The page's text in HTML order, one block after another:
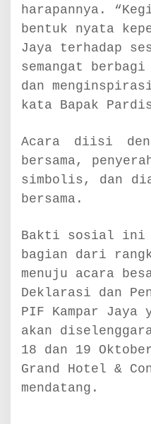
o
s
n
a
harapannya.
bentuk nyata
Jaya terhadap
semangat
dan
kata Bapak
Acara diisi
bersama,
simbolis, dan
bersama.
Bakti sosial ini
bagian dari
menuju acara
Deklarasi dan
PIF Kampar Jaya
akan
18 dan 19
Grand Hotel &
mendatang.